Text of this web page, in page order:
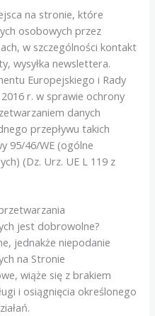
na stronie, które
osobowych przez
w szczególności kontakt
wysyłka newslettera.
Europejskiego i Rady
r. w sprawie ochrony
danych
przepływu takich
95/46/WE (ogólne
(Dz. Urz. UE L 119 z
jest dobrowolne?
jednakże niepodanie
na Stronie
wiąże się z brakiem
i osiągnięcia określonego